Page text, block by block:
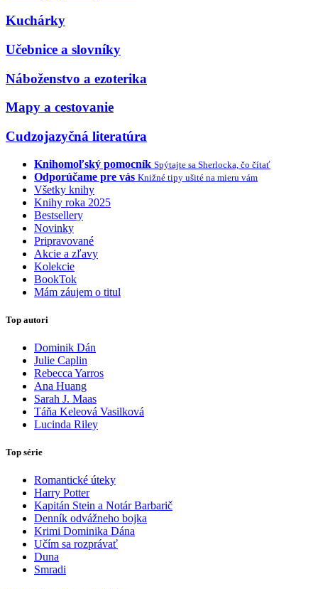
Kuchárky
Učebnice a slovníky
Náboženstvo a ezoterika
Mapy a cestovanie
Cudzojazyčná literatúra
Knihomoľský pomocník Spýtajte sa Sherlocka, čo čítať
Odporúčame pre vás Knižné tipy ušité na mieru vám
Všetky knihy
Knihy roka 2025
Bestsellery
Novinky
Pripravované
Akcie a zľavy
Kolekcie
BookTok
Mám záujem o titul
Top autori
Dominik Dán
Julie Caplin
Rebecca Yarros
Ana Huang
Sarah J. Maas
Táňa Keleová Vasilková
Lucinda Riley
Top série
Romantické úteky
Harry Potter
Kapitán Stein a Notár Barbarič
Denník odvážneho bojka
Krimi Dominika Dána
Učím sa rozprávať
Duna
Smradi